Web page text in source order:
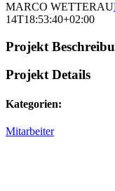
MARCO WETTERAU
14T18:53:40+02:00
Projekt
Projekt Details
Kategorien:
Mitarbeiter